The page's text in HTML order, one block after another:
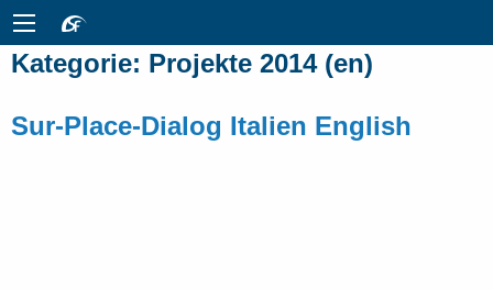
Kategorie: Projekte 2014 (en)
Sur-Place-Dialog Italien English